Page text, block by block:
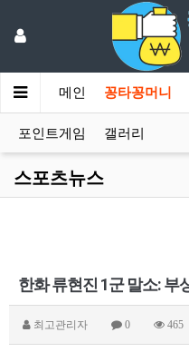
메인 꽁타꽁머니
포인트게임 갤러리
스포츠뉴스
한화 류현진 1군 말소: 부
최고관리자 0 465